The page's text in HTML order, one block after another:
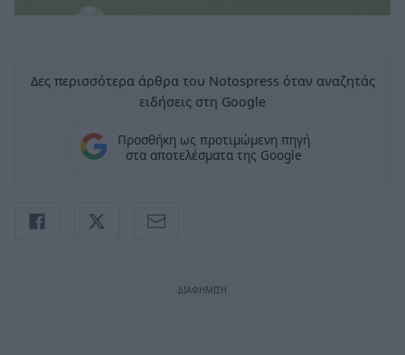
Δες περισσότερα άρθρα του Notospress όταν αναζητάς
ειδήσεις στη Google
Προσθήκη ως προτιμώμενη πηγή
στα αποτελέσματα της Google